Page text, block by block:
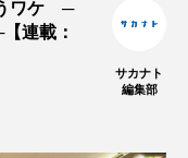
統料理
うワケ ─
連載：
サカナト
編集部